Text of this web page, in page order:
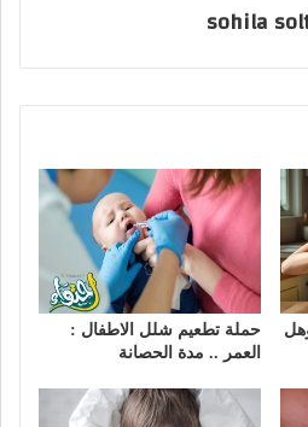
sohila
حملة تطعيم شلل الاطفال :
العمر .. مدة الحصانة